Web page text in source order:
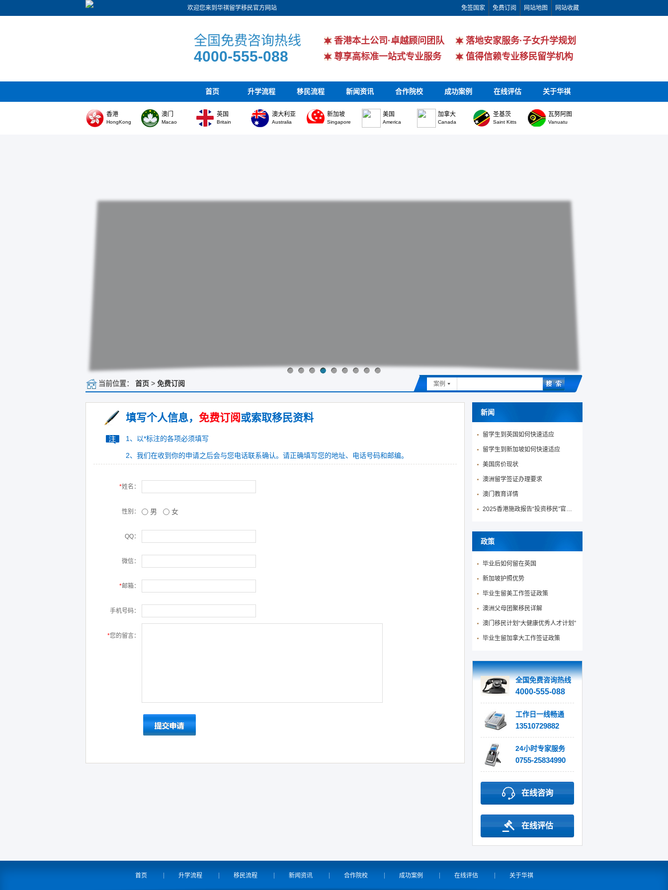
欢迎您来到华祺留学移民官方网站 免签国家 免费订阅 网站地图 网站收藏
全国免费咨询热线
4000-555-088
香港本土公司·卓越顾问团队
落地安家服务·子女升学规划
尊享高标准一站式专业服务
值得信赖专业移民留学机构
首页 升学流程 移民流程 新闻资讯 合作院校 成功案例 在线评估 关于华祺
香港
HongKong
澳门
Macao
英国
Britain
澳大利亚
Australia
新加坡
Singapore
美国
America
加拿大
Canada
圣基茨
Saint Kitts
瓦努阿图
Vanuatu
当前位置： 首页 > 免费订阅 案例
填写个人信息， 免费订阅或索取移民资料
1、以*标注的各项必须填写
2、我们在收到你的申请之后会与您电话联系确认。请正确填写您的地址、电话号码和邮编。
*姓名：
性别： 男 女
QQ：
微信：
*邮箱：
手机号码：
*您的留言：
新闻
留学生到英国如何快速适应
留学生到新加坡如何快速适应
美国房价现状
澳洲留学签证办理要求
澳门教育详情
2025香港施政报告“投资移民”官宣降低投资移民门槛！
政策
毕业后如何留在英国
新加坡护照优势
毕业生留美工作签证政策
澳洲父母团聚移民详解
澳门移民计划“大健康优秀人才计划”
毕业生留加拿大工作签证政策
全国免费咨询热线
4000-555-088
工作日一线畅通
13510729882
24小时专家服务
0755-25834990
在线咨询
在线评估
首页 升学流程 移民流程 新闻资讯 合作院校 成功案例 在线评估 关于华祺